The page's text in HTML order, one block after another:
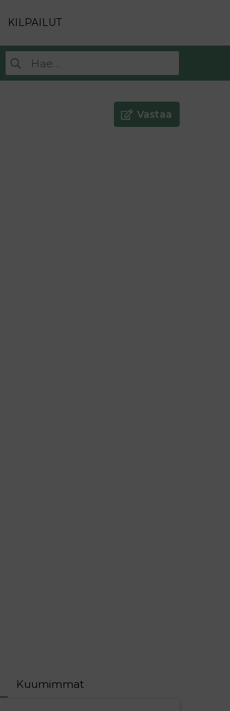
KILPAILUT
Vastaa
Kuumimmat